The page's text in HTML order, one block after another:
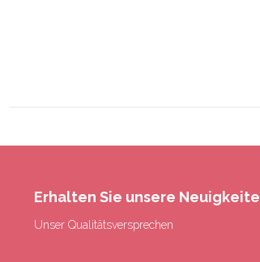
Erhalten Sie unsere
Unser Qualitätsversprechen